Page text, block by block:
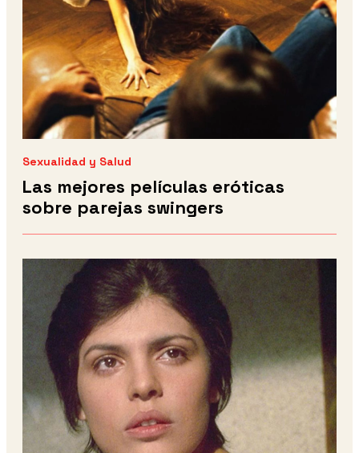
Sexualidad y Salud
Las mejores películas eróticas
sobre parejas swingers